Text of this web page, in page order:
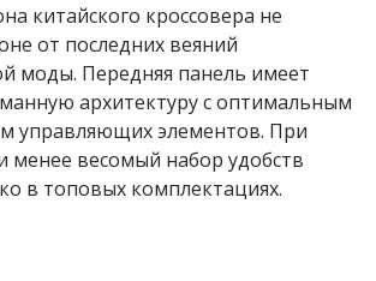
китайского кроссовера не
от последних веяний
моды. Передняя панель имеет
архитектуру с оптимальным
управляющих элементов. При
менее весомый набор удобств
в топовых комплектациях.